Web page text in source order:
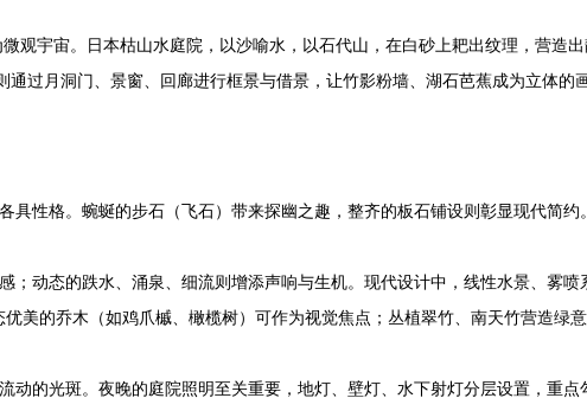
观宇宙。日本枯山水庭院，以沙喻水，以石代山，在白砂上耙出纹理，营造
过月洞门、景窗、回廊进行框景与借景，让竹影粉墙、湖石芭蕉成为立体的
具性格。蜿蜒的步石（飞石）带来探幽之趣，整齐的板石铺设则彰显现代简
；动态的跌水、涌泉、细流则增添声响与生机。现代设计中，线性水景、雾喷
美的乔木（如鸡爪槭、橄榄树）可作为视觉焦点；丛植翠竹、南天竹营造绿
动的光斑。夜晚的庭院照明至关重要，地灯、壁灯、水下射灯分层设置，重